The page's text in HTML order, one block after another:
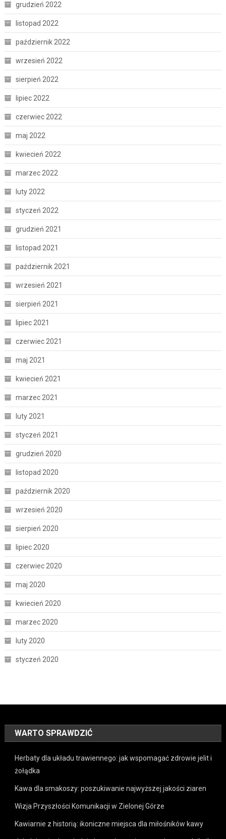
grudzień 2022
listopad 2022
październik 2022
wrzesień 2022
sierpień 2022
lipiec 2022
czerwiec 2022
maj 2022
kwiecień 2022
marzec 2022
luty 2022
styczeń 2022
grudzień 2021
listopad 2021
październik 2021
wrzesień 2021
sierpień 2021
lipiec 2021
czerwiec 2021
maj 2021
kwiecień 2021
marzec 2021
luty 2021
styczeń 2021
grudzień 2020
listopad 2020
październik 2020
wrzesień 2020
sierpień 2020
lipiec 2020
czerwiec 2020
maj 2020
kwiecień 2020
marzec 2020
luty 2020
styczeń 2020
WARTO SPRAWDZIĆ
Herbaty dla układu trawiennego: jak wspomagać zdrowie jelit i
żołądka
Kawa dla smakoszy: poszukiwanie najwyższej jakości ziaren
Wizja Przyszłości Komunikacji w Zielonej Górze
Kawiarnie z historią: ikoniczne miejsca dla miłośników kawy